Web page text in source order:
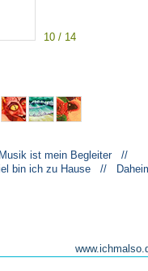
10 / 14
ist mein Begleiter //
bin ich zu Hause //